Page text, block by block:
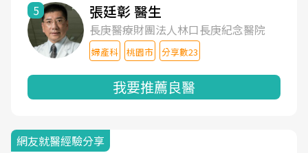
5 張廷彰 醫生
長庚醫療財團法人林口長庚紀念醫院
婦產科 桃園市 分享數23
我要推薦良醫
網友就醫經驗分享